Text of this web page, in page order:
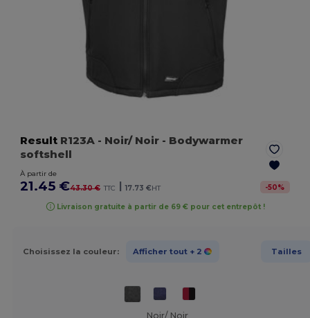
Result R123A - Noir/ Noir - Bodywarmer
softshell
À partir de
21.45 €43.30 € TTC | 17.73 €HT -50%
Livraison gratuite à partir de 69 € pour cet entrepôt !
Choisissez la couleur: Afficher tout + 2 Tailles
Noir/ Noir